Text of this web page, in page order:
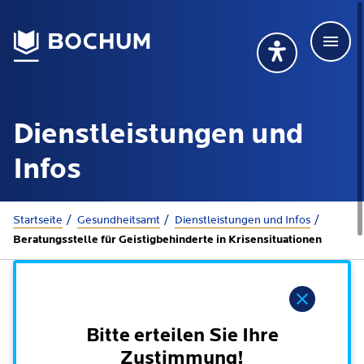
Übersetzung
Deutsch
Dienstleistungen und
Infos
Startseite Gesundheitsamt Dienstleistungen und Infos
Beratungsstelle für Geistigbehinderte in Krisensituationen
Bitte erteilen Sie Ihre
Zustimmung!
Übersetzung wählen (öffnet sich in Google
Deutsch
Rathaus
Online-Terminbuchung
Dienstleistungen nach Lebenslagen